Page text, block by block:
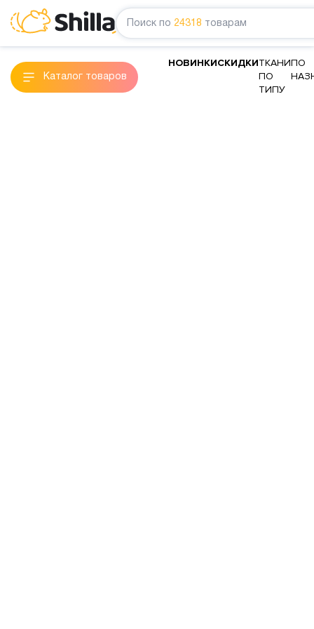
Поиск по 24318 товарам
Каталог товаров
НОВИНКИСКИДКИТКАНИ
ПО
ТИПУ
ПО